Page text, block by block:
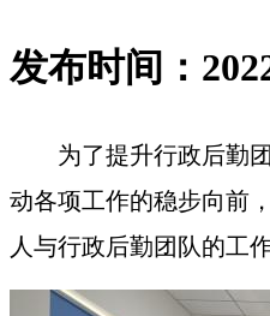
发布时间：
为了提升行政后勤
动各项工作的稳步向前
人与行政后勤团队的工